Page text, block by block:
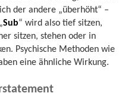
der andere „überhöht“ –
Sub“ wird also tief sitzen,
sitzen, stehen oder in
Psychische Methoden wie
eine ähnliche Wirkung.